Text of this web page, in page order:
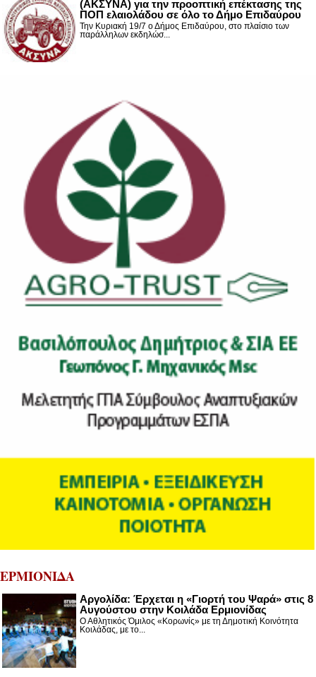
(ΑΚΣΥΝΑ) για την προοπτική επέκτασης της
ΠΟΠ ελαιολάδου σε όλο το Δήμο Επιδαύρου
Την Κυριακή 19/7 ο Δήμος Επιδαύρου, στο πλαίσιο των
παράλληλων εκδηλώσ...
ΕΡΜΙΟΝΙΔΑ
Αργολίδα: Έρχεται η «Γιορτή του Ψαρά» στις 8
Αυγούστου στην Κοιλάδα Ερμιονίδας
Ο Αθλητικός Όμιλος «Κορωνίς» με τη Δημοτική Κοινότητα
Κοιλάδας, με το...